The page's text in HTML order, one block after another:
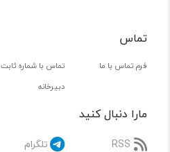
تماس
فرم تماس با ما
تماس با شماره ثابت
دبیرخانه
مارا دنبال کنید
RSS تلگرام